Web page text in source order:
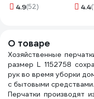
средство Universal
4.9(52)
4.4
О товаре
Хозяйственные
размер L 1152758
рук во время уборки
с бытовыми средствами.
Перчатки производят